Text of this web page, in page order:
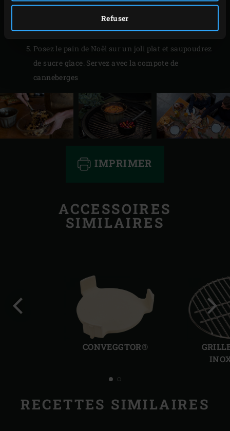
Refuser
Retirez le moule à kouglof et la casserole à sauce
avec la compote de l’EGG. Versez le pain sur une
assiette et laissez la compote et le pain refroidir.
Posez le pain de Noël sur un joli plat et saupoudrez
de sucre glace. Servez avec la compote de
canneberges
IMPRIMER
ACCESSOIRES
SIMILAIRES
CONVEGGTOR®
RECETTES SIMILAIRES